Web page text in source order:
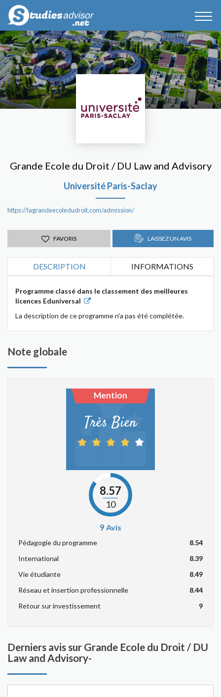
Grande Ecole du Droit / DU Law and Advisory
Université Paris-Saclay
https://lagrandeecoledudroit.com/admission/
FAVORIS LAISSEZ UN AVIS
DESCRIPTION INFORMATIONS
Programme classé dans le classement des meilleures
licences Eduniversal
La description de ce programme n'a pas été complétée.
Note globale
Mention
Très Bien
8.57
10
9Avis
Pédagogie du programme
8.54
International
8.39
Vie étudiante
8.49
Réseau et insertion professionnelle
8.44
Retour sur investissement
9
Derniers avis sur Grande Ecole du Droit / DU
Law and Advisory-